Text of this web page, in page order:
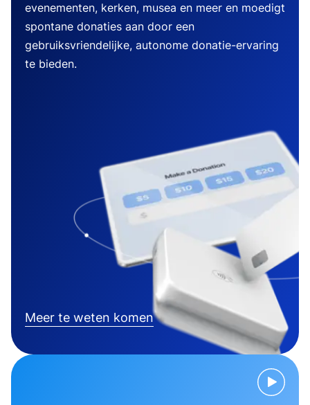
evenementen, kerken, musea en meer en moedigt
spontane donaties aan door een
gebruiksvriendelijke, autonome donatie-ervaring
te bieden.
Meer te weten komen